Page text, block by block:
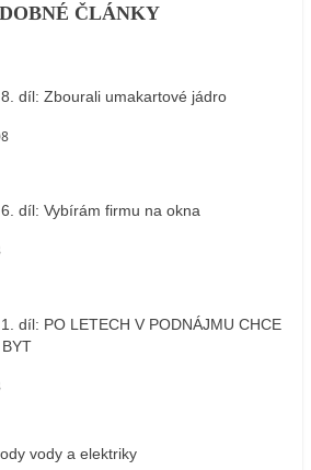
ČLÁNKY
8. díl: Zbourali umakartové jádro
6. díl: Vybírám firmu na okna
díl: PO LETECH V PODNÁJMU CHCE
vody a elektriky